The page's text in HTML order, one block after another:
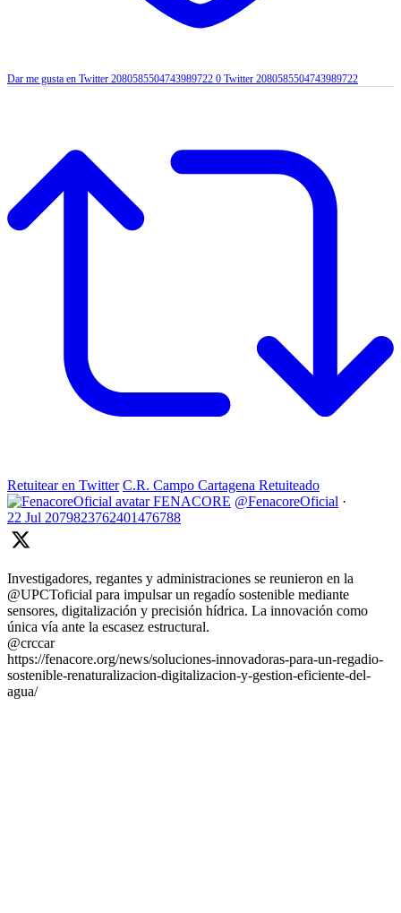
Dar me gusta en Twitter 2080585504743989722 0 Twitter 2080585504743989722
Retuitear en Twitter C.R. Campo Cartagena Retuiteado
FENACORE @FenacoreOficial ·
22 Jul 2079823762401476788
Investigadores, regantes y administraciones se reunieron en la
@UPCToficial para impulsar un regadío sostenible mediante
sensores, digitalización y precisión hídrica. La innovación como
única vía ante la escasez estructural.
@crccar
https://fenacore.org/news/soluciones-innovadoras-para-un-regadio-
sostenible-renaturalizacion-digitalizacion-y-gestion-eficiente-del-
agua/